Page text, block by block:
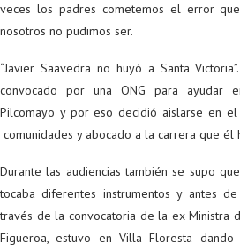
veces los padres cometemos el error
nosotros no pudimos ser.
“Javier Saavedra no huyó a Santa
convocado por una ONG para ayudar
Pilcomayo y por eso decidió aislarse en
comunidades y abocado a la carrera que él
Durante las audiencias también se supo
tocaba diferentes instrumentos y antes
través de la convocatoria de la ex Ministra
Figueroa, estuvo en Villa Floresta